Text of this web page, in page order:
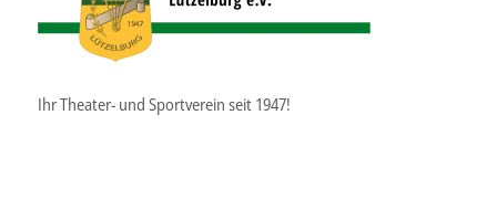
Ihr Theater- und Sportverein seit 1947!